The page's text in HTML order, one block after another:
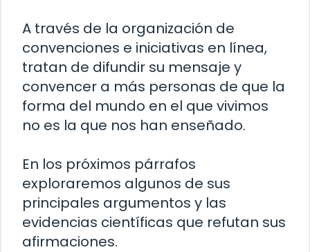
A través de la organización de
convenciones e iniciativas en línea,
tratan de difundir su mensaje y
convencer a más personas de que la
forma del mundo en el que vivimos
no es la que nos han enseñado.
En los próximos párrafos
exploraremos algunos de sus
principales argumentos y las
evidencias científicas que refutan sus
afirmaciones.